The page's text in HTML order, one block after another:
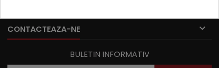
CONTACTEAZA-NE 
BULETIN INFORMATIV